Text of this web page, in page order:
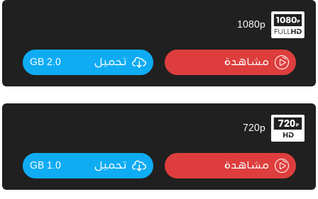
1080p
مشاهدة تحميل 2.0 GB
720p
مشاهدة تحميل 1.0 GB